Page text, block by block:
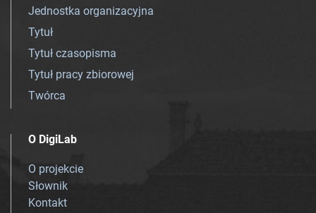
Jednostka organizacyjna
Tytuł
Tytuł czasopisma
Tytuł pracy zbiorowej
Twórca
O DigiLab
O projekcie
Słownik
Kontakt